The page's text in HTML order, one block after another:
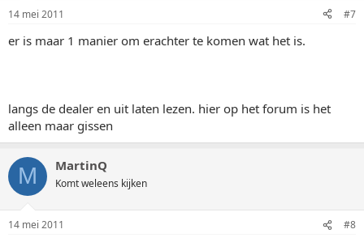
14 mei 2011 #7
er is maar 1 manier om erachter te komen wat het is.
langs de dealer en uit laten lezen. hier op het forum is het
alleen maar gissen
M MartinQ
Komt weleens kijken
14 mei 2011 #8